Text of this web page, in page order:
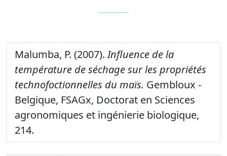
Malumba, P. (2007).Influence de la
température de séchage sur les propriétés
technofoctionnelles du maïs. Gembloux -
Belgique, FSAGx, Doctorat en Sciences
agronomiques et ingénierie biologique,
214.